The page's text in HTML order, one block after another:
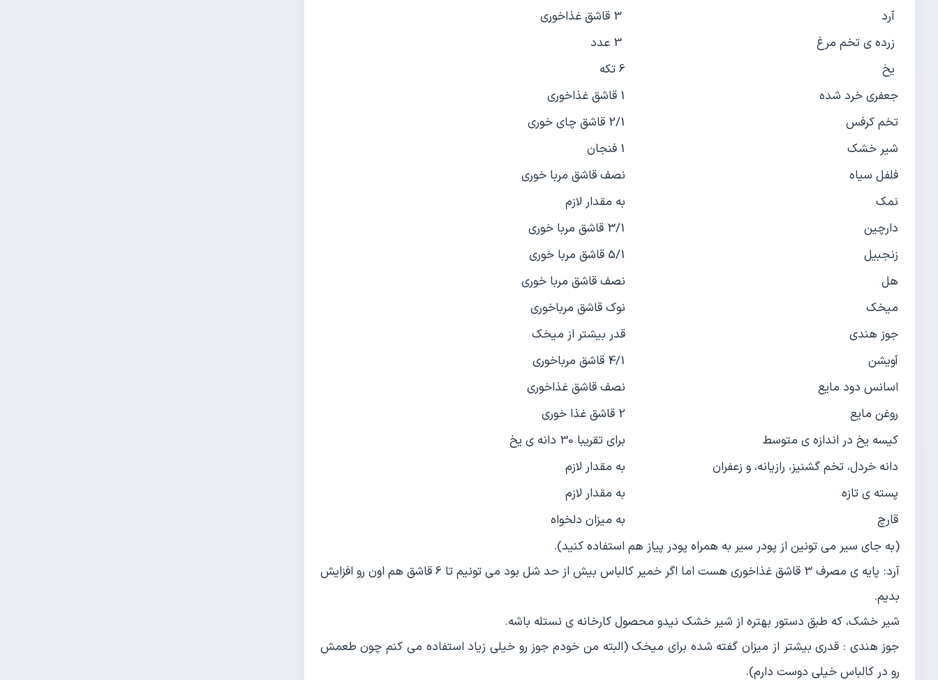
آرد
3 قاشق غذاخوری
زرده ی تخم مرغ
3 عدد
یخ
6 تكه
جعفری خرد شده
1 قاشق غذاخوری
تخم كرفس
2/1 قاشق چای خوری
شیر خشك
1 فنجان
فلفل سیاه
نصف قاشق مربا خوری
نمک
به مقدار لازم
دارچین
3/1 قاشق مربا خوری
زنجبیل
5/1 قاشق مربا خوری
هل
نصف قاشق مربا خوری
میخک
نوك قاشق مرباخوری
جوز هندی
قدر بیشتر از میخک
آویشن
4/1 قاشق مرباخوری
اسانس دود مایع
نصف قاشق غذاخوری
روغن مایع
2 قاشق غذا خوری
كیسه یخ در اندازه ی متوسط
برای تقریبا 30 دانه ی یخ
دانه خردل، تخم گشنیز، رازیانه، و زعفران
به مقدار لازم
پسته ی تازه
به مقدار لازم
قارچ
به میزان دلخواه
(به جای سیر می تونین از پودر سیر به همراه پودر پیاز هم استفاده كنید).
آرد: پایه ی مصرف 3 قاشق غذاخوری هست اما اگر خمیر كالباس بیش از حد شل بود می تونیم تا 6 قاشق هم اون رو افزایش
بدیم.
شیر خشك، كه طبق دستور بهتره از شیر خشك نیدو محصول كارخانه ی نستله باشه.
جوز هندی : قدری بیشتر از میزان گفته شده برای میخك (البته من خودم جوز رو خیلی زیاد استفاده می كنم چون طعمش
رو در كالباس خیلی دوست دارم).